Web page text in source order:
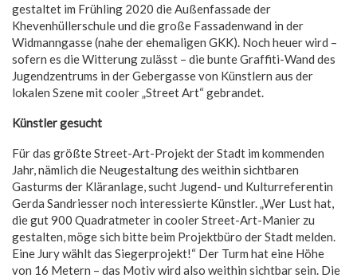
gestaltet im Frühling 2020 die Außenfassade der
Khevenhüllerschule und die große Fassadenwand in der
Widmanngasse (nahe der ehemaligen GKK). Noch heuer wird –
sofern es die Witterung zulässt – die bunte Graffiti-Wand des
Jugendzentrums in der Gebergasse von Künstlern aus der
lokalen Szene mit cooler „Street Art“ gebrandet.
Künstler gesucht
Für das größte Street-Art-Projekt der Stadt im kommenden
Jahr, nämlich die Neugestaltung des weithin sichtbaren
Gasturms der Kläranlage, sucht Jugend- und Kulturreferentin
Gerda Sandriesser noch interessierte Künstler. „Wer Lust hat,
die gut 900 Quadratmeter in cooler Street-Art-Manier zu
gestalten, möge sich bitte beim Projektbüro der Stadt melden.
Eine Jury wählt das Siegerprojekt!“ Der Turm hat eine Höhe
von 16 Metern – das Motiv wird also weithin sichtbar sein. Die